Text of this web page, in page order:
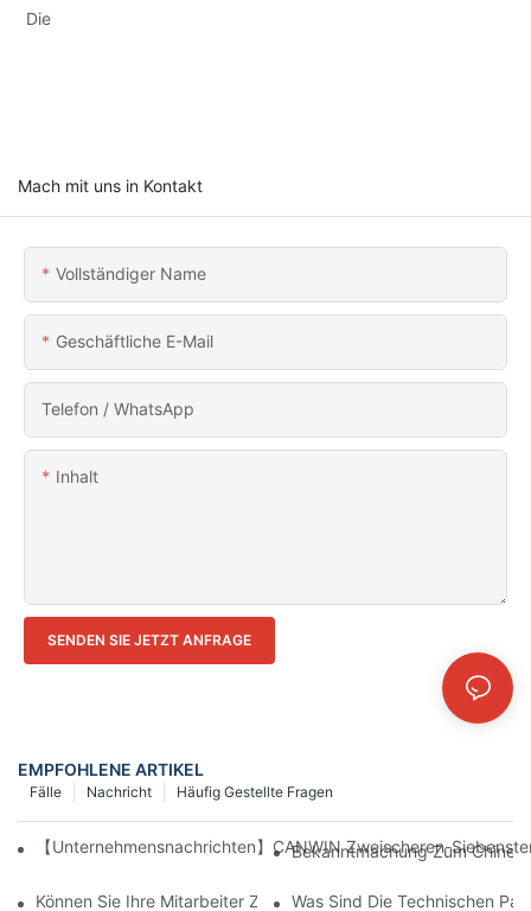
Die
Mach mit uns in Kontakt
Vollständiger Name
Geschäftliche E-Mail
Telefon / WhatsApp
Inhalt
SENDEN SIE JETZT ANFRAGE
EMPFOHLENE ARTIKEL
Häufig Gestellte Fragen
Nachricht
Fälle
【Unternehmensnachrichten】CANWIN Zweischeren-
Bekanntmachung Zum
Können Sie Ihre Mitarbeiter Zur Installation Der Geräte Für Uns
Was Sind Die Technischen